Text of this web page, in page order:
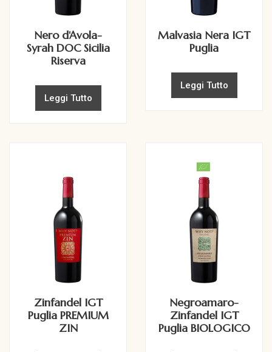
Nero d'Avola-
Syrah DOC Sicilia
Riserva
Leggi Tutto
Malvasia Nera IGT
Puglia
Leggi Tutto
Zinfandel IGT
Puglia PREMIUM
ZIN
Negroamaro-
Zinfandel IGT
Puglia BIOLOGICO